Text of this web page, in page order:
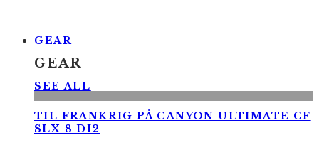
GEAR
GEAR
SEE ALL
TIL FRANKRIG PÅ CANYON ULTIMATE CF
SLX 8 DI2